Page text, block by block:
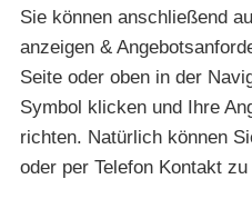
Sie können anschließend
anzeigen &
Seite oder oben in der
Symbol klicken und Ihre
richten. Natürlich können
oder per Telefon Kontakt